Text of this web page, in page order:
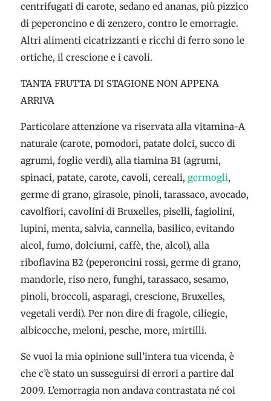
centrifugati di carote, sedano ed ananas, più pizzico
di peperoncino e di zenzero, contro le emorragie.
Altri alimenti cicatrizzanti e ricchi di ferro sono le
ortiche, il crescione e i cavoli.
TANTA FRUTTA DI STAGIONE NON APPENA
ARRIVA
Particolare attenzione va riservata alla vitamina-A
naturale (carote, pomodori, patate dolci, succo di
agrumi, foglie verdi), alla tiamina B1 (agrumi,
spinaci, patate, carote, cavoli, cereali, germogli,
germe di grano, girasole, pinoli, tarassaco, avocado,
cavolfiori, cavolini di Bruxelles, piselli, fagiolini,
lupini, menta, salvia, cannella, basilico, evitando
alcol, fumo, dolciumi, caffè, the, alcol), alla
riboflavina B2 (peperoncini rossi, germe di grano,
mandorle, riso nero, funghi, tarassaco, sesamo,
pinoli, broccoli, asparagi, crescione, Bruxelles,
vegetali verdi). Per non dire di fragole, ciliegie,
albicocche, meloni, pesche, more, mirtilli.
Se vuoi la mia opinione sull’intera tua vicenda, è
che c’è stato un susseguirsi di errori a partire dal
2009. L’emorragia non andava contrastata né coi